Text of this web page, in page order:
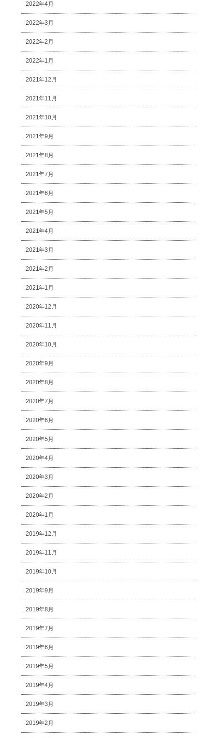
2022年4月
2022年3月
2022年2月
2022年1月
2021年12月
2021年11月
2021年10月
2021年9月
2021年8月
2021年7月
2021年6月
2021年5月
2021年4月
2021年3月
2021年2月
2021年1月
2020年12月
2020年11月
2020年10月
2020年9月
2020年8月
2020年7月
2020年6月
2020年5月
2020年4月
2020年3月
2020年2月
2020年1月
2019年12月
2019年11月
2019年10月
2019年9月
2019年8月
2019年7月
2019年6月
2019年5月
2019年4月
2019年3月
2019年2月